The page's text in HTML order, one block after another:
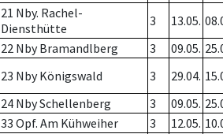
21 Nby. Rachel-
Diensthütte
3 13.05.
22 Nby Bramandlberg 3 09.05.
23 Nby Königswald 3 29.04.
24 Nby Schellenberg 3 09.05.
33 Opf. Am Kühweiher 3 12.05.